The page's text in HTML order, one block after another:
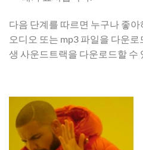
다음 단계를 따르면 누구나 좋아
오디오 또는 mp3 파일을 다운
생 사운드트랙을 다운로드할 수